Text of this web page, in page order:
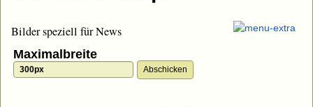
Bilder speziell für News
Maximalbreite